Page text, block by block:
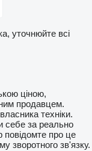
уточнюйте всі
ціною,
продавцем.
техніки.
себе за реально
повідомте про це
зворотного зв'язку.